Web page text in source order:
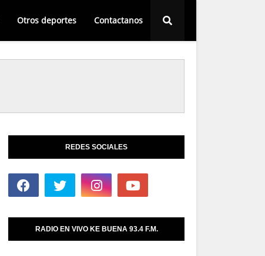
Otros deportes Contactanos
REDES SOCIALES
RADIO EN VIVO KE BUENA 93.4 F.M.